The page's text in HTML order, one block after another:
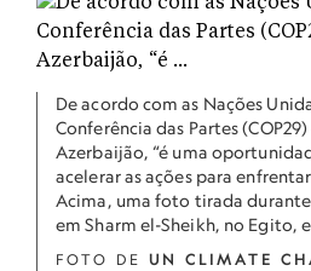
De acordo com as Nações
Conferência das Partes
Azerbaijão, “é uma
acelerar as ações para
Acima, uma foto tirada durante
em Sharm el-Sheikh, no Egito,
FOTO DE UN CLIMATE